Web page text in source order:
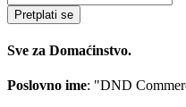
Pretplati se
Sve za Domaćinstvo.
Poslovno ime: "DND